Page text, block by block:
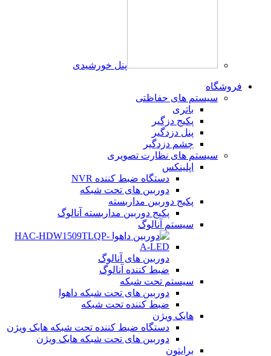
پنل خورشیدی
فروشگاه
سیستم های حفاظتی
باتری
پکیج دزگیر
پنل دزدگیر
چشم دزدگیر
سیستم های نظارت تصویری
اپلینکس
دستگاه ضبط کننده NVR
دوربین های تحت شبکه
پکیج دوربین مداربسته
پکیج دوربین مداربسته آنالوگ
سیستم آنالوگ
دوربین های آنالوگ
ضبط کننده آنالوگ
سیستم تحت شبکه
دوربین های تحت شبکه داهوا
ضبط کننده تحت شبکه
هایک ویژن
دستگاه ضبط کننده تحت شبکه هایک ویژن
دوربین های تحت شبکه هایک ویژن
برایتون